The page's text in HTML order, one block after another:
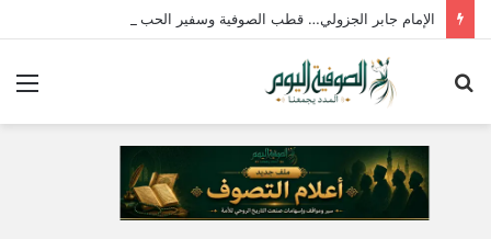
الإمام جابر الجزولي… قطب الصوفية وسفير الحب الإلهي في مصر